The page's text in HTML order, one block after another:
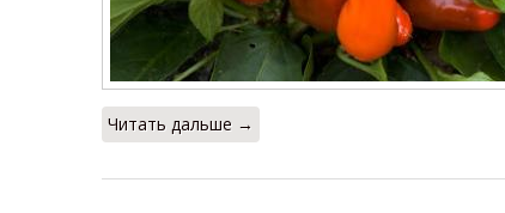
Читать дальше →